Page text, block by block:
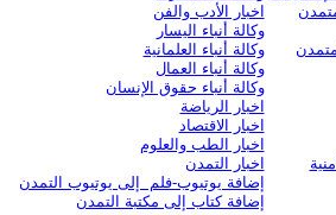
اخبار الأدب والفن
وكالة أنباء اليسار
وكالة أنباء العلمانية
وكالة أنباء العمال
وكالة أنباء حقوق الإنسان
اخبار الرياضة
اخبار الاقتصاد
اخبار الطب والعلوم
اخبار التمدن
إضافة يوتيوب-فلم إلى يوتيوب التمدن
إضافة كتاب إلى مكتبة التمدن